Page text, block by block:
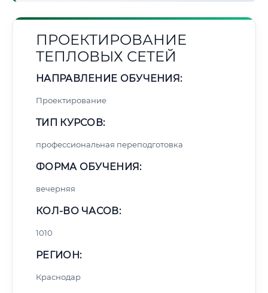
ПРОЕКТИРОВАНИЕ
ТЕПЛОВЫХ СЕТЕЙ
НАПРАВЛЕНИЕ ОБУЧЕНИЯ:
Проектирование
ТИП КУРСОВ:
профессиональная переподготовка
ФОРМА ОБУЧЕНИЯ:
вечерняя
КОЛ-ВО ЧАСОВ:
1010
РЕГИОН:
Краснодар